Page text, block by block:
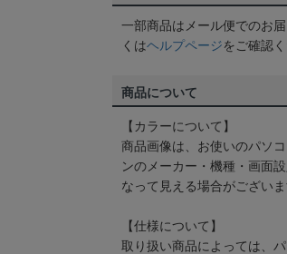
一部商品はメール便でのお
くはヘルプページをご確認く
商品について
【カラーについて】
商品画像は、お使いのパソ
ンのメーカー・機種・画面
なって見える場合がござい
【仕様について】
取り扱い商品によっては、